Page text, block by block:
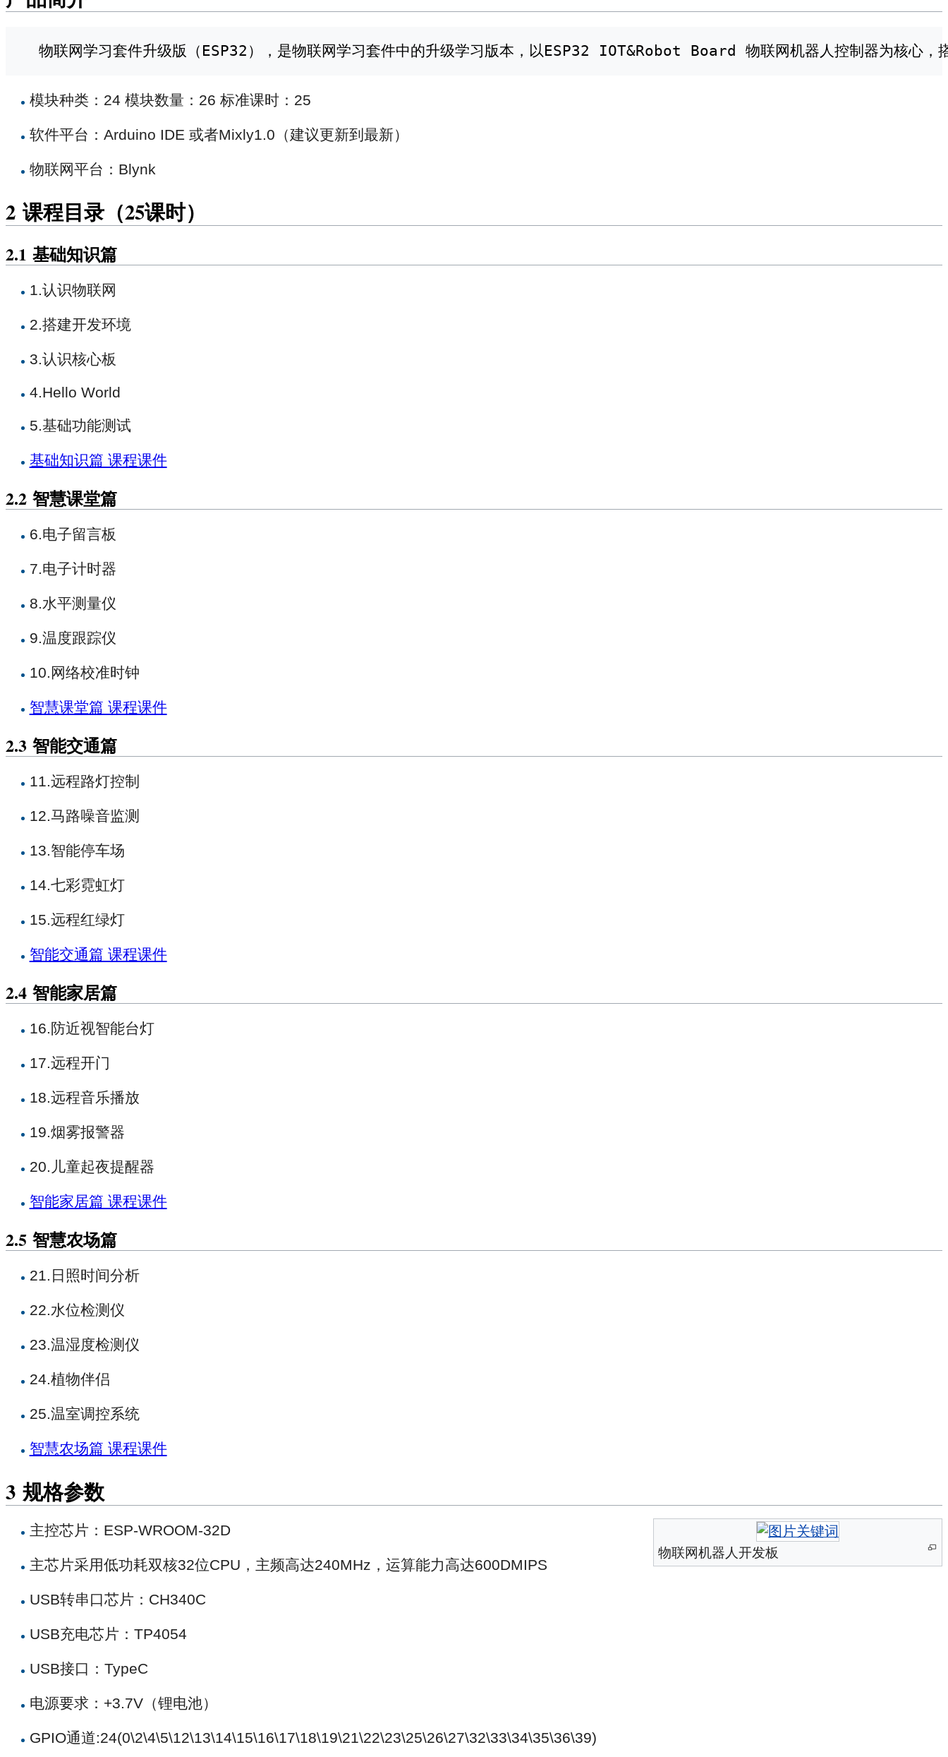
物联网学习套件升级版（ESP32），是物联网学习套件中的升级学习版本，以ESP32 IOT&Robot Board 物联网机器人控制器为核心
模块种类：24 模块数量：26 标准课时：25
软件平台：Arduino IDE 或者Mixly1.0（建议更新到最新）
物联网平台：Blynk
2 课程目录（25课时）
2.1 基础知识篇
1.认识物联网
2.搭建开发环境
3.认识核心板
4.Hello World
5.基础功能测试
基础知识篇 课程课件
2.2 智慧课堂篇
6.电子留言板
7.电子计时器
8.水平测量仪
9.温度跟踪仪
10.网络校准时钟
智慧课堂篇 课程课件
2.3 智能交通篇
11.远程路灯控制
12.马路噪音监测
13.智能停车场
14.七彩霓虹灯
15.远程红绿灯
智能交通篇 课程课件
2.4 智能家居篇
16.防近视智能台灯
17.远程开门
18.远程音乐播放
19.烟雾报警器
20.儿童起夜提醒器
智能家居篇 课程课件
2.5 智慧农场篇
21.日照时间分析
22.水位检测仪
23.温湿度检测仪
24.植物伴侣
25.温室调控系统
智慧农场篇 课程课件
3 规格参数
物联网机器人开发板
主控芯片：ESP-WROOM-32D
主芯片采用低功耗双核32位CPU，主频高达240MHz，运算能力高达600DMIPS
USB转串口芯片：CH340C
USB充电芯片：TP4054
USB接口：TypeC
电源要求：+3.7V（锂电池）
GPIO通道:24(0\2\4\5\12\13\14\15\16\17\18\19\21\22\23\25\26\27\32\33\34\35\36\39)